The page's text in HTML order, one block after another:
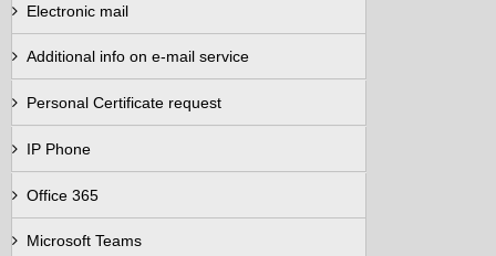
Electronic mail
Additional info on e-mail service
Personal Certificate request
IP Phone
Office 365
Microsoft Teams